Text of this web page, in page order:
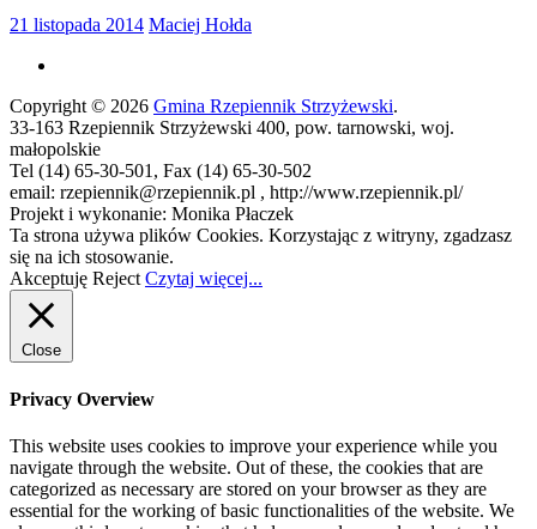
21 listopada 2014 Maciej Hołda
Copyright © 2026 Gmina Rzepiennik Strzyżewski.
33-163 Rzepiennik Strzyżewski 400, pow. tarnowski, woj.
małopolskie
Tel (14) 65-30-501, Fax (14) 65-30-502
email: rzepiennik@rzepiennik.pl , http://www.rzepiennik.pl/
Projekt i wykonanie: Monika Płaczek
Ta strona używa plików Cookies. Korzystając z witryny, zgadzasz
się na ich stosowanie.
Akceptuję Reject Czytaj więcej...
Close
Privacy Overview
This website uses cookies to improve your experience while you
navigate through the website. Out of these, the cookies that are
categorized as necessary are stored on your browser as they are
essential for the working of basic functionalities of the website. We